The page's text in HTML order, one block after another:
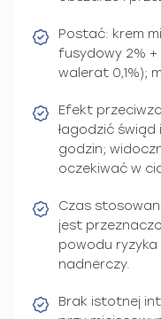
Postać: krem
fusydowy 2%
walerat 0,1%);
Efekt
łagodzić świąd
godzin;
oczekiwać w
Czas
jest
powodu ryzyka
nadnerczy.
Brak istotnej